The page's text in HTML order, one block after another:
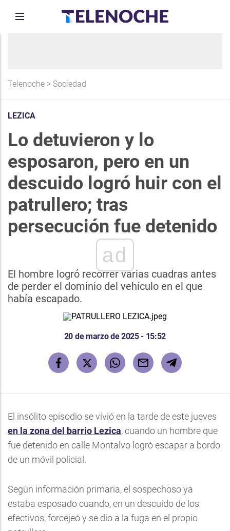
Telenoche > Sociedad
LEZICA
Lo detuvieron y lo
esposaron, pero en un
descuido logró huir con el
patrullero; tras
persecución fue detenido
ad
El hombre logró recorrer varias cuadras antes
de perder el dominio del vehículo en el que
había escapado.
20 de marzo de 2025 - 15:52
El insólito episodio se vivió en la tarde de este jueves
en la zona del barrio Lezica, cuando un hombre que
fue detenido en calle Montalvo logró escapar a bordo
de un móvil policial.
Según información primaria, el sospechoso ya
estaba esposado cuando, en un descuido de los
efectivos, forcejeó y se dio a la fuga en el propio